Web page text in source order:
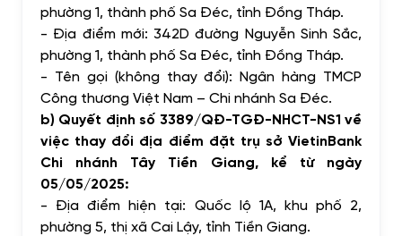
phường 1, thành phố Sa Đéc, tỉnh Đồng Tháp.
- Địa điểm mới: 342D đường Nguyễn Sinh Sắc,
phường 1, thành phố Sa Đéc, tỉnh Đồng Tháp.
- Tên gọi (không thay đổi): Ngân hàng TMCP
Công thương Việt Nam – Chi nhánh Sa Đéc.
b) Quyết định số 3389/QĐ-TGĐ-NHCT-NS1 về
việc thay đổi địa điểm đặt trụ sở VietinBank
Chi nhánh Tây Tiền Giang, kể từ ngày
05/05/2025:
- Địa điểm hiện tại: Quốc lộ 1A, khu phố 2,
phường 5, thị xã Cai Lậy, tỉnh Tiền Giang.